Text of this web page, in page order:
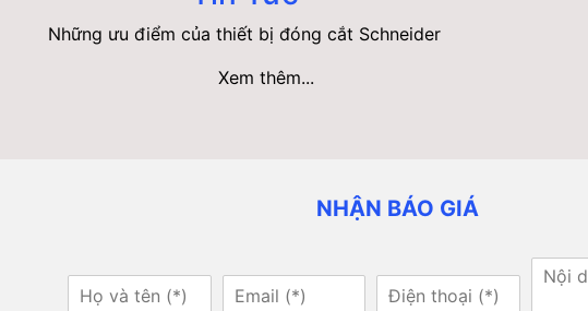
Những ưu điểm của thiết bị đóng cắt Schneider
Xem thêm...
NHẬN BÁO GIÁ